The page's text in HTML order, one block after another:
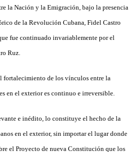
la Nación y la Emigración, bajo la presencia
de la Revolución Cubana, Fidel Castro
fue continuado invariablemente por el
Ruz.
fortalecimiento de los vínculos entre la
en el exterior es continuo e irreversible.
e inédito, lo constituye el hecho de la
en el exterior, sin importar el lugar donde
el Proyecto de nueva Constitución que los